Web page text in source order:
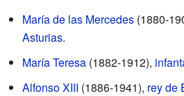
María de las Mercedes (1880-
Asturias.
María Teresa (1882-1912),
Alfonso XIII (1886-1941), rey de